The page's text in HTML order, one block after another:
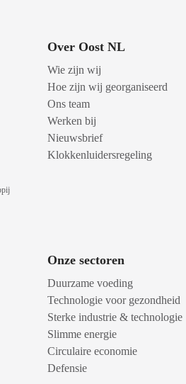
Over Oost NL
Wie zijn wij
Hoe zijn wij georganiseerd
Ons team
Werken bij
Nieuwsbrief
Klokkenluidersregeling
Onze sectoren
Duurzame voeding
Technologie voor gezondheid
Sterke industrie & technologie
Slimme energie
Circulaire economie
Defensie